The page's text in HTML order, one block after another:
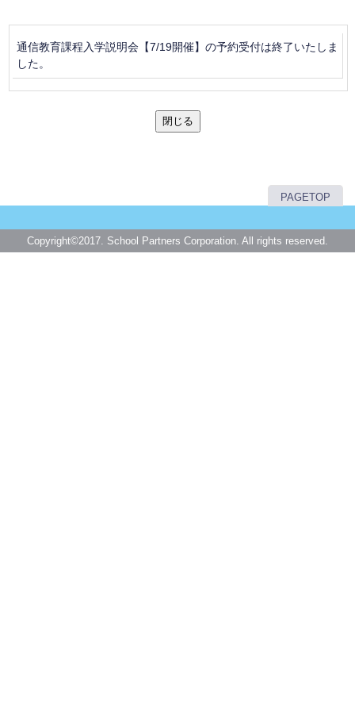
通信教育課程入学説明会【7/19開催】の予約受付は終了いたしま
した。
閉じる
PAGETOP
Copyright©2017. School Partners Corporation. All rights reserved.